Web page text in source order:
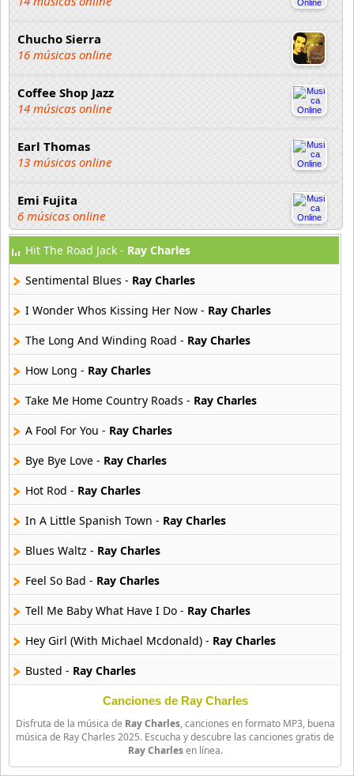
Chucho Sierra
16 músicas online
Coffee Shop Jazz
14 músicas online
Earl Thomas
13 músicas online
Emi Fujita
6 músicas online
Fenix Jazz Band
15 músicas online
George Benson
10 músicas online
7 músicas online
Hugh Laurie
15 músicas online
Imany
12 músicas online
Jake Shimabukuro
9 músicas online
Jamala
15 músicas online
Javier Malosetti
12 músicas online
Jazz Tangeros
9 músicas online
Jessy J
Hit The Road Jack - Ray Charles
Sentimental Blues - Ray Charles
I Wonder Whos Kissing Her Now - Ray Charles
The Long And Winding Road - Ray Charles
How Long - Ray Charles
Take Me Home Country Roads - Ray Charles
A Fool For You - Ray Charles
Bye Bye Love - Ray Charles
Hot Rod - Ray Charles
In A Little Spanish Town - Ray Charles
Blues Waltz - Ray Charles
Feel So Bad - Ray Charles
Tell Me Baby What Have I Do - Ray Charles
Hey Girl (With Michael Mcdonald) - Ray Charles
Busted - Ray Charles
Ray Charles Blues -Ray Charles
Snow Is Falling -Ray Charles
Sorry Seems To Be The Hardest Word -
Canciones de Ray Charles
Disfruta de la música de Ray Charles, canciones en formato MP3, buena
música de Ray Charles 2025. Escucha y descubre las canciones gratis de
Ray Charlesen línea.